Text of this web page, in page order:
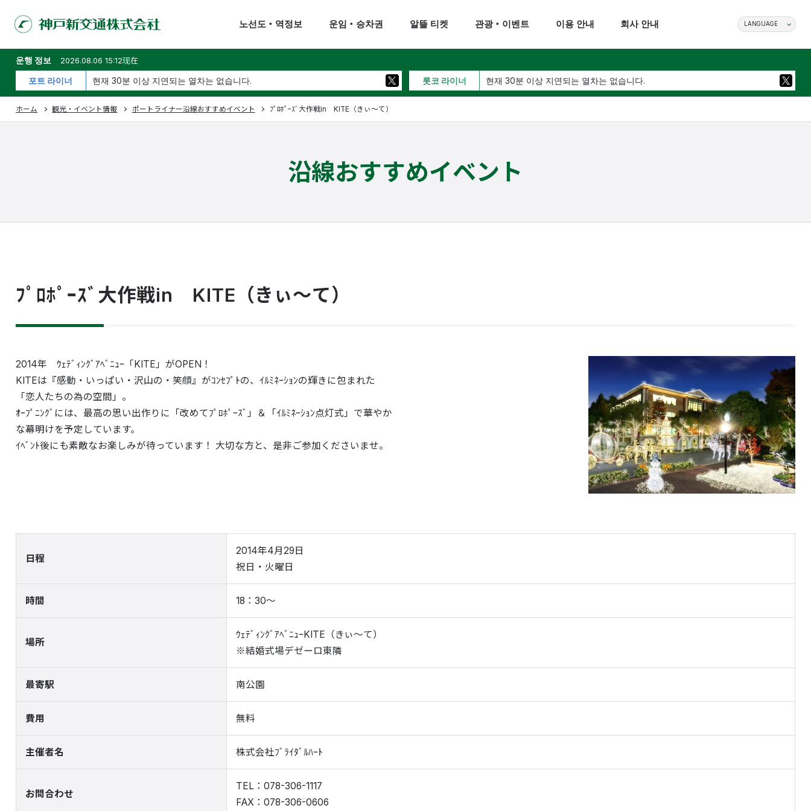
노선도・역정보 운임・승차권 알뜰 티켓 관광・이벤트 이용 안내 회사 안내 LANGUAGE
운행 정보 2026.08.06 15:12现在
포트 라이너 현재 30분 이상 지연되는 열차는 없습니다. 롯코 라이너 현재 30분 이상 지연되는 열차는 없습니다.
ホーム 観光・イベント情報 ポートライナー沿線おすすめイベント ﾌﾟﾛﾎﾟｰｽﾞ大作戦in KITE（きぃ～て）
沿線おすすめイベント
ﾌﾟﾛﾎﾟｰｽﾞ大作戦in KITE（きぃ～て）
2014年 ｳｪﾃﾞｨﾝｸﾞｱﾍﾞﾆｭｰ「KITE」がOPEN！
KITEは『感動・いっぱい・沢山の・笑顔』がｺﾝｾﾌﾟﾄの、ｲﾙﾐﾈｰｼｮﾝの輝きに包まれた
「恋人たちの為の空間」。
ｵｰﾌﾟﾆﾝｸﾞには、最高の思い出作りに「改めてﾌﾟﾛﾎﾟｰｽﾞ」＆「ｲﾙﾐﾈｰｼｮﾝ点灯式」で華やか
な幕明けを予定しています。
ｲﾍﾞﾝﾄ後にも素敵なお楽しみが待っています！ 大切な方と、是非ご参加くださいませ。
日程
2014年4月29日
祝日・火曜日
時間 18：30～
場所
ｳｪﾃﾞｨﾝｸﾞｱﾍﾞﾆｭｰKITE（きぃ～て）
※結婚式場デゼーロ東隣
最寄駅 南公園
費用 無料
主催者名 株式会社ﾌﾞﾗｲﾀﾞﾙﾊｰﾄ
お問合わせ
TEL：078-306-1117
FAX：078-306-0606